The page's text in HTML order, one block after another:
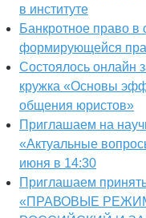
в институте
Банкротное право в
формирующейся
Состоялось онлайн
кружка «Основы
общения юристов»
Приглашаем на
«Актуальные
июня в 14:30
Приглашаем
«ПРАВОВЫЕ